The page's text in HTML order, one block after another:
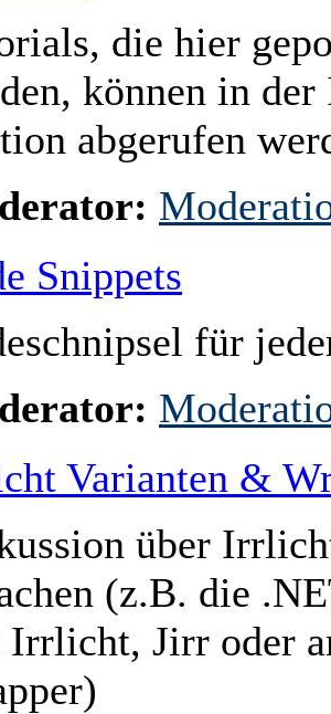
die hier
können in
abgerufen
Snippets
für
Varianten &
über
(z.B. die
Irrlicht, Jirr oder